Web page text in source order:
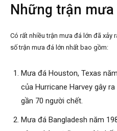
Những trận
Có rất nhiều trận mưa đá lớn đã xảy
số trận mưa đá lớn nhất bao gồm:
Mưa đá Houston, Texas
của Hurricane Harvey gây
gần 70 người chết.
Mưa đá Bangladesh năm